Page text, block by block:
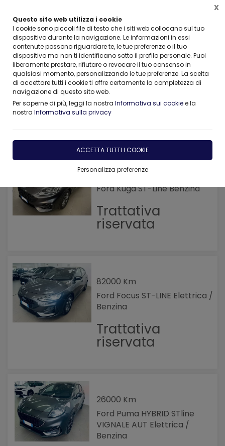
Questo sito web utilizza i cookie
I cookie sono piccoli file di testo che i siti web collocano sul tuo
dispositivo durante la navigazione. Le informazioni in essi
contenute possono riguardare te, le tue preferenze o il tuo
dispositivo ma non ti identificano sotto il profilo personale. Puoi
liberamente prestare, rifiutare o revocare il tuo consenso in
qualsiasi momento, personalizzando le tue preferenze. La scelta
di accettare tutti i cookie ti offre certamente la completezza di
navigazione di questo sito web.
Per saperne di più, leggi la nostra Informativa sui cookiee la
nostra Informativa sulla privacy
ACCETTA TUTTI I COOKIE
Personalizza preferenze
X
Home AUTO AZIENDALI , KM0 Ford
FILTRA
Ford
7 risultati
58000 Km
Ford Kuga ST-Line Benzina
Trattativa
riservata
82000 Km
Ford Focus ST-LINE Elettrica /
Benzina
Trattativa
riservata
26000 Km
Ford Puma HYBRID STline
VIGNALE AUT Elettrica /
Benzina